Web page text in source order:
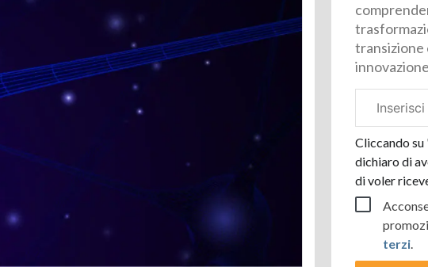
transizione
aziendale
Cliccando su
dichiaro di
di voler
terzi.